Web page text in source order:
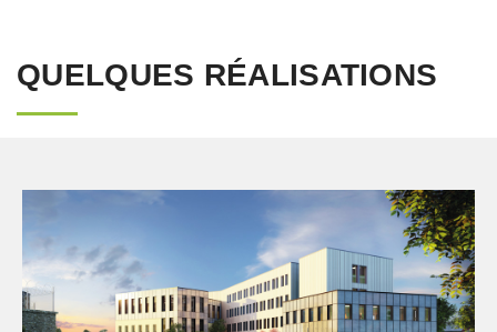
QUELQUES RÉALISATIONS
Équipement Public Fluides Ingenierie TCE Structure
Thermique VRD